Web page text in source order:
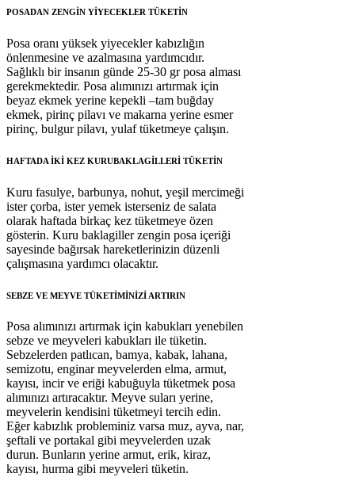
POSADAN ZENGİN YİYECEKLER TÜKETİN
Posa oranı yüksek yiyecekler kabızlığın
önlenmesine ve azalmasına yardımcıdır.
Sağlıklı bir insanın günde 25-30 gr posa alması
gerekmektedir. Posa alımınızı artırmak için
beyaz ekmek yerine kepekli –tam buğday
ekmek, pirinç pilavı ve makarna yerine esmer
pirinç, bulgur pilavı, yulaf tüketmeye çalışın.
HAFTADA İKİ KEZ KURUBAKLAGİLLERİ TÜKETİN
Kuru fasulye, barbunya, nohut, yeşil mercimeği
ister çorba, ister yemek isterseniz de salata
olarak haftada birkaç kez tüketmeye özen
gösterin. Kuru baklagiller zengin posa içeriği
sayesinde bağırsak hareketlerinizin düzenli
çalışmasına yardımcı olacaktır.
SEBZE VE MEYVE TÜKETİMİNİZİ ARTIRIN
Posa alımınızı artırmak için kabukları yenebilen
sebze ve meyveleri kabukları ile tüketin.
Sebzelerden patlıcan, bamya, kabak, lahana,
semizotu, enginar meyvelerden elma, armut,
kayısı, incir ve eriği kabuğuyla tüketmek posa
alımınızı artıracaktır. Meyve suları yerine,
meyvelerin kendisini tüketmeyi tercih edin.
Eğer kabızlık probleminiz varsa muz, ayva, nar,
şeftali ve portakal gibi meyvelerden uzak
durun. Bunların yerine armut, erik, kiraz,
kayısı, hurma gibi meyveleri tüketin.